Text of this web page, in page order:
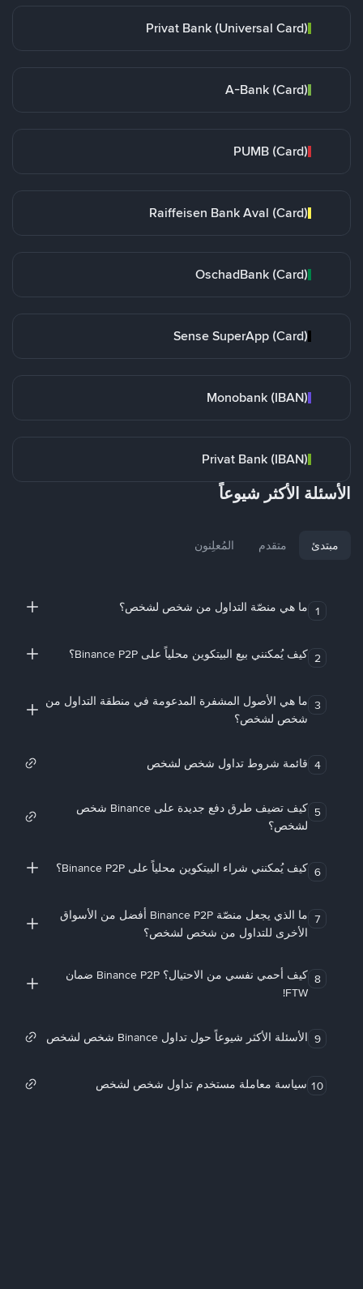
Privat Bank (Universal Card)
A-Bank (Card)
PUMB (Card)
Raiffeisen Bank Aval (Card)
OschadBank (Card)
Sense SuperApp (Card)
Monobank (IBAN)
Privat Bank (IBAN)
الأسئلة الأكثر شيوعاً
مبتدئ متقدم المُعلِنون
1 ما هي منصّة التداول من شخص لشخص؟
2 كيف يُمكنني بيع البيتكوين محلياً على Binance P2P؟
3 ما هي الأصول المشفرة المدعومة في منطقة التداول من
شخص لشخص؟
4 قائمة شروط تداول شخص لشخص
5
كيف تضيف طرق دفع جديدة على Binance شخص
لشخص؟
6 كيف يُمكنني شراء البيتكوين محلياً على Binance P2P؟
7
ما الذي يجعل منصّة Binance P2P أفضل من الأسواق
الأخرى للتداول من شخص لشخص؟
8
كيف أحمي نفسي من الاحتيال؟ Binance P2P ضمان
FTW!
9 الأسئلة الأكثر شيوعاً حول تداول Binance شخص لشخص
10 سياسة معاملة مستخدم تداول شخص لشخص